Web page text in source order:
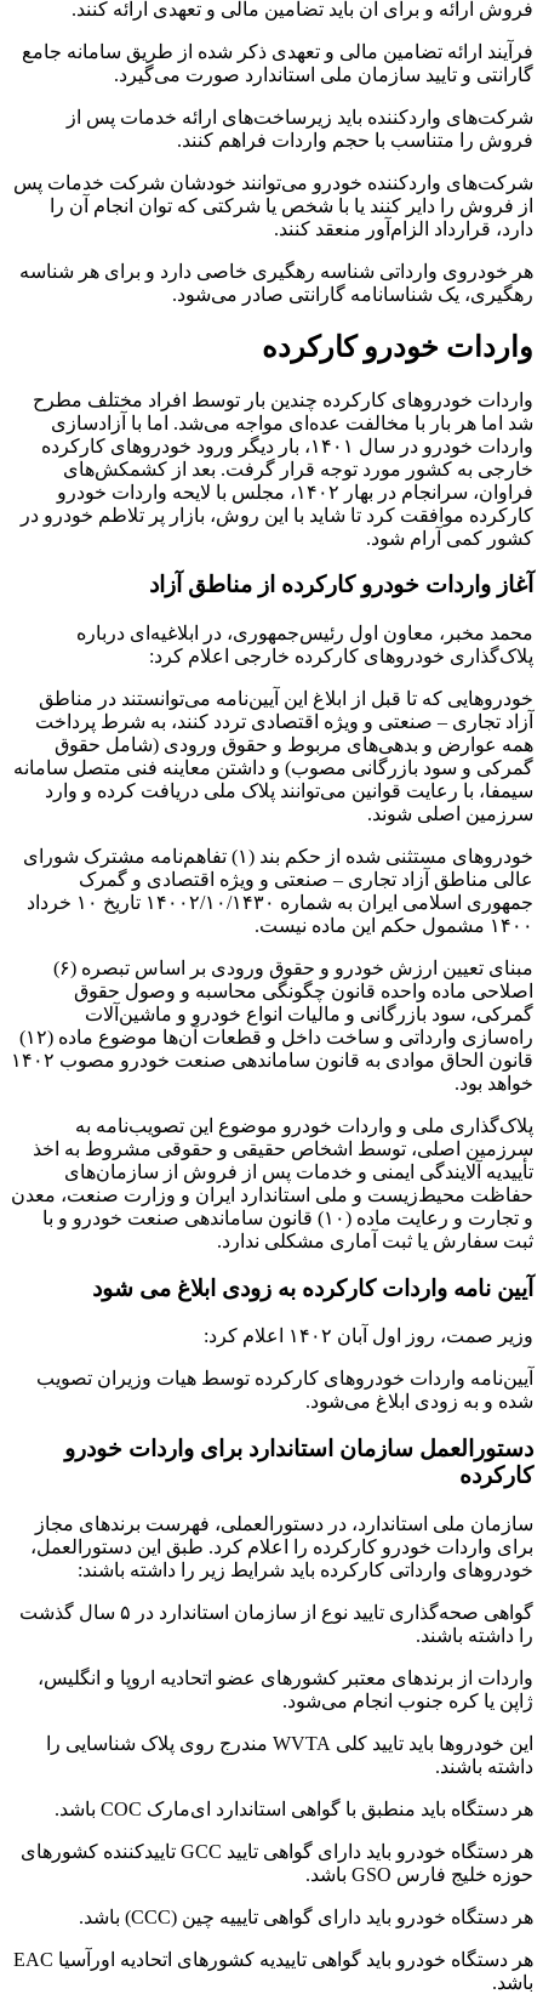
فروش ارائه و برای آن باید تضامین مالی و تعهدی ارائه کنند.
فرآیند ارائه تضامین مالی و تعهدی ذکر شده از طریق سامانه جامع
گارانتی و تایید سازمان ملی استاندارد صورت می‌گیرد.
شرکت‌های واردکننده باید زیرساخت‌های ارائه خدمات پس از
فروش را متناسب با حجم واردات فراهم کنند.
شرکت‌های واردکننده خودرو می‌توانند خودشان شرکت خدمات پس
از فروش را دایر کنند یا با شخص یا شرکتی که توان انجام آن را
دارد، قرارداد الزام‌آور منعقد کنند.
هر خودروی وارداتی شناسه رهگیری خاصی دارد و برای هر شناسه
رهگیری، یک شناسانامه گارانتی صادر می‌شود.
واردات خودرو کارکرده
واردات خودروهای کارکرده چندین بار توسط افراد مختلف مطرح
شد اما هر بار با مخالفت عده‌ای مواجه می‌شد. اما با آزادسازی
واردات خودرو در سال ۱۴۰۱، بار دیگر ورود خودروهای کارکرده
خارجی به کشور مورد توجه قرار گرفت. بعد از کشمکش‌های
فراوان، سرانجام در بهار ۱۴۰۲، مجلس با لایحه واردات خودرو
کارکرده موافقت کرد تا شاید با این روش، بازار پر تلاطم خودرو در
کشور کمی آرام شود.
آغاز واردات خودرو کارکرده از مناطق آزاد
محمد مخبر، معاون اول رئیس‌جمهوری، در ابلاغیه‌ای درباره
پلاک‌گذاری خودروهای کارکرده خارجی اعلام کرد:
خودروهایی که تا قبل از ابلاغ این آیین‌نامه می‌توانستند در مناطق
آزاد تجاری – صنعتی و ویژه اقتصادی تردد کنند، به شرط پرداخت
همه عوارض و بدهی‌های مربوط و حقوق ورودی (شامل حقوق
گمرکی و سود بازرگانی مصوب) و داشتن معاینه فنی متصل سامانه
سیمفا، با رعایت قوانین می‌توانند پلاک‌ ملی دریافت کرده و وارد
سرزمین اصلی شوند.
خودروهای مستثنی شده از حکم بند (۱) تفاهم‌نامه مشترک شورای
عالی مناطق آزاد تجاری – صنعتی و ویژه اقتصادی و گمرک
جمهوری اسلامی ایران به شماره ۱۴۰۰۲/۱۰/۱۴۳۰ تاریخ ۱۰ خرداد
۱۴۰۰ مشمول حکم این ماده نیست.
مبنای تعیین ارزش خودرو و حقوق ورودی بر اساس تبصره (۶)
اصلاحی ماده واحده قانون چگونگی محاسبه و وصول حقوق
گمرکی، سود بازرگانی و مالیات انواع خودرو و ماشین‌آلات
راه‌سازی وارداتی و ساخت داخل و قطعات آن‌ها موضوع ماده (۱۲)
قانون الحاق موادی به قانون ساماندهی صنعت خودرو مصوب ۱۴٠٢
خواهد بود.
پلاک‌گذاری ملی و واردات خودرو موضوع این تصویب‌نامه به
سرزمین اصلی، توسط اشخاص حقیقی و حقوقی مشروط به اخذ
تأییدیه آلایندگی ایمنی و خدمات پس از فروش از سازمان‌های
حفاظت محیط‌زیست و ملی استاندارد ایران و وزارت صنعت، معدن
و تجارت و رعایت ماده (۱۰) قانون ساماندهی صنعت خودرو و با
ثبت سفارش یا ثبت آماری مشکلی ندارد.
آیین نامه واردات کارکرده به زودی ابلاغ می شود
وزیر صمت، روز اول آبان ۱۴۰۲ اعلام کرد:
آیین‌نامه واردات خودروهای کارکرده توسط هیات وزیران تصویب
شده و به زودی ابلاغ می‌شود.
دستورالعمل سازمان استاندارد برای واردات خودرو
کارکرده
سازمان ملی استاندارد، در دستور‌العملی، فهرست برندهای مجاز
برای واردات خودرو کارکرده را اعلام کرد. طبق این دستورالعمل،
خودروهای وارداتی کارکرده باید شرایط زیر را داشته باشند:
گواهی صحه‌گذاری تایید نوع از سازمان استاندارد در ۵ سال گذشت
را داشته باشند.
واردات از برندهای معتبر کشورهای عضو اتحادیه اروپا و انگلیس،
ژاپن یا کره جنوب انجام می‌شود.
این خودروها باید تایید کلی WVTA مندرج روی پلاک شناسایی را
داشته باشند.
هر دستگاه باید منطبق با گواهی استاندارد ای‌مارک COC باشد.
هر دستگاه خودرو باید دارای گواهی تایید GCC تاییدکننده کشورهای
حوزه خلیج فارس GSO باشد.
هر دستگاه خودرو باید دارای گواهی تایییه چین (CCC) باشد.
هر دستگاه خودرو باید گواهی تاییدیه کشورهای اتحادیه اورآسیا EAC
باشد.